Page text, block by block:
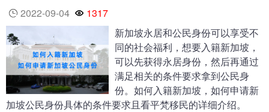
2022-09-04
1317
新加坡永居和公民身份可以享受不
同的社会福利，想要入籍新加坡，
可以先获得永居身份，然后再通过
满足相关的条件要求拿到公民身
份。如何入籍新加坡，如何申请新
加坡公民身份具体的条件要求且看平梵移民的详细介绍。